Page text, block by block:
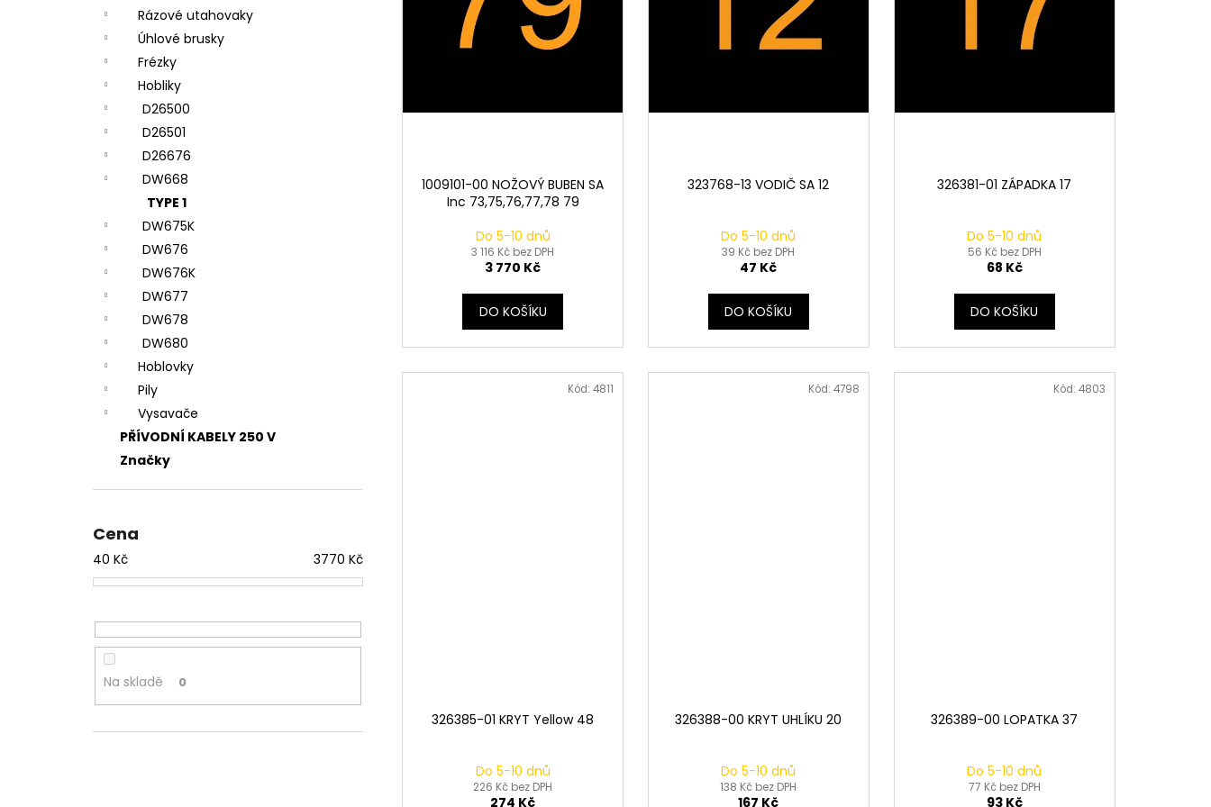
Rázové utahovaky
Úhlové brusky
Frézky
Hobliky
D26500
D26501
D26676
DW668
TYPE 1
DW675K
DW676
DW676K
DW677
DW678
DW680
Hoblovky
Pily
Vysavače
PŘÍVODNÍ KABELY 250 V
Značky
Cena
40 Kč 3770 Kč
Na skladě 0
ů
1009101-00 NOŽOVÝ BUBEN SA
Inc 73,75,76,77,78 79
Do 5-10 dnů
3 116 Kč bez DPH
3 770 Kč
DO KOŠÍKU
323768-13 VODIČ SA 12
Do 5-10 dnů
39 Kč bez DPH
47 Kč
DO KOŠÍKU
326381-01 ZÁPADKA 17
Do 5-10 dnů
56 Kč bez DPH
68 Kč
DO KOŠÍKU
326385-01 KRYT Yellow 48
Do 5-10 dnů
226 Kč bez DPH
274 Kč
Kód:4811
326388-00 KRYT UHLÍKU 20
Do 5-10 dnů
138 Kč bez DPH
167 Kč
Kód: 4798
326389-00 LOPATKA 37
Do 5-10 dnů
77 Kč bez DPH
93 Kč
Kód: 4803